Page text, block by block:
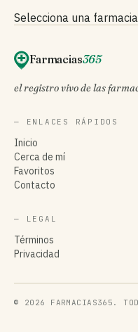
Selecciona una
Farmacias365
el registro vivo de las
— ENLACES RÁPIDOS
Inicio
Cerca de mí
Favoritos
Contacto
— LEGAL
Términos
Privacidad
© 2026 FARMACIAS365.